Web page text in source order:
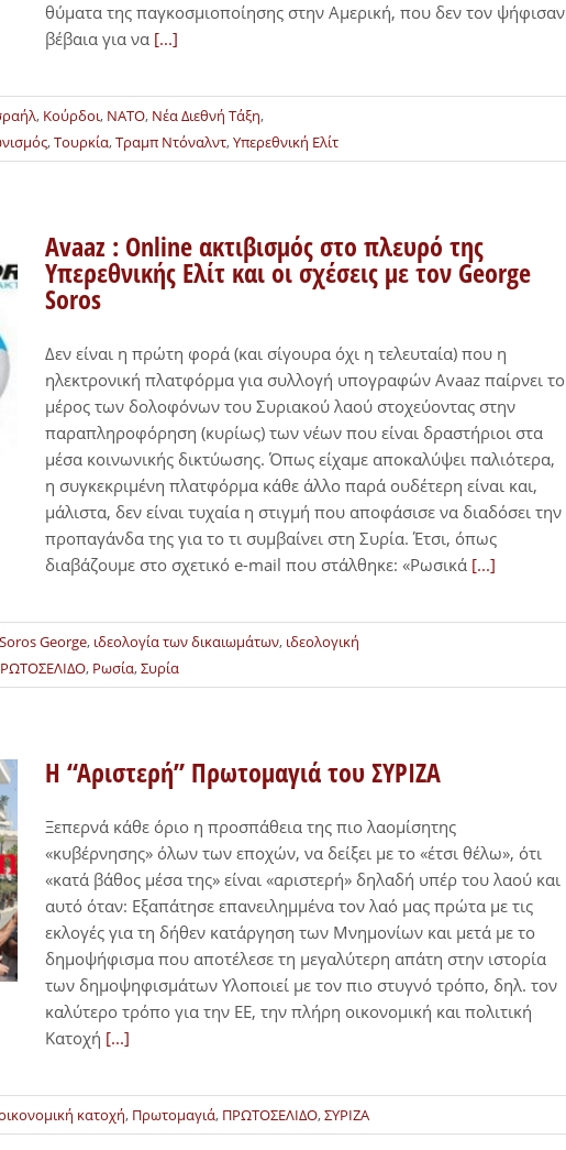
θύματα της παγκοσμιοποίησης στην Αμερική, που δεν τον ψήφισαν
βέβαια για να [...]
, Κούρδοι, ΝΑΤΟ, Νέα Διεθνή Τάξη,
,Τουρκία,Τραμπ Ντόναλντ,Υπερεθνική Ελίτ
Avaaz : Online ακτιβισμός στο πλευρό της
Υπερεθνικής Ελίτ και οι σχέσεις με τον George
Soros
Δεν είναι η πρώτη φορά (και σίγουρα όχι η τελευταία) που η
ηλεκτρονική πλατφόρμα για συλλογή υπογραφών Avaaz παίρνει το
μέρος των δολοφόνων του Συριακού λαού στοχεύοντας στην
παραπληροφόρηση (κυρίως) των νέων που είναι δραστήριοι στα
μέσα κοινωνικής δικτύωσης. Όπως είχαμε αποκαλύψει παλιότερα,
η συγκεκριμένη πλατφόρμα κάθε άλλο παρά ουδέτερη είναι και,
μάλιστα, δεν είναι τυχαία η στιγμή που αποφάσισε να διαδόσει την
προπαγάνδα της για το τι συμβαίνει στη Συρία. Έτσι, όπως
διαβάζουμε στο σχετικό e-mail που στάλθηκε: «Ρωσικά [...]
Soros George, ιδεολογία των δικαιωμάτων, ιδεολογική
, Ρωσία,Συρία
Η “Αριστερή” Πρωτομαγιά του ΣΥΡΙΖΑ
Ξεπερνά κάθε όριο η προσπάθεια της πιο λαομίσητης
«κυβέρνησης» όλων των εποχών, να δείξει με το «έτσι θέλω», ότι
«κατά βάθος μέσα της» είναι «αριστερή» δηλαδή υπέρ του λαού και
αυτό όταν: Εξαπάτησε επανειλημμένα τον λαό μας πρώτα με τις
εκλογές για τη δήθεν κατάργηση των Μνημονίων και μετά με το
δημοψήφισμα που αποτέλεσε τη μεγαλύτερη απάτη στην ιστορία
των δημοψηφισμάτων Υλοποιεί με τον πιο στυγνό τρόπο, δηλ. τον
καλύτερο τρόπο για την ΕΕ, την πλήρη οικονομική και πολιτική
Κατοχή [...]
κατοχή, Πρωτομαγιά, ΠΡΩΤΟΣΕΛΙΔΟ,ΣΥΡΙΖΑ